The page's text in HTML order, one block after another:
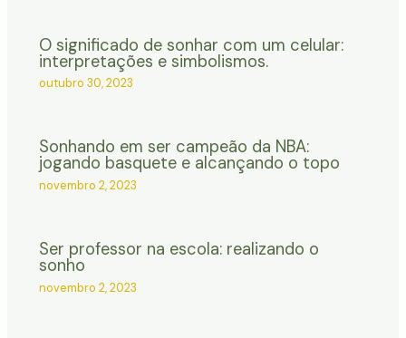
O significado de sonhar com um celular:
interpretações e simbolismos.
outubro 30, 2023
Sonhando em ser campeão da NBA:
jogando basquete e alcançando o topo
novembro 2, 2023
Ser professor na escola: realizando o
sonho
novembro 2, 2023